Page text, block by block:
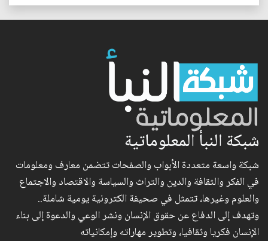
شبكة النبأ المعلوماتية
شبكة واسعة متعددة الأبواب والصفحات تتضمن معارف ومعلومات
في الفكر والثقافة والدين والتراث والسياسة والاقتصاد والاجتماع
والعلوم وغيرها، تتمثل في صحيفة الكترونية يومية شاملة..
وتهدف إلى الدفاع عن حقوق الإنسان ونشر الوعي والدعوة إلى بناء
الإنسان فكريا وثقافيا، وتطوير مهاراته وإمكانياته